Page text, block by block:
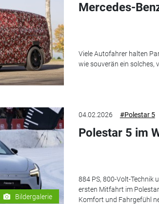
Mercedes-
Viele Autofahrer halten
wie souverän ein solches,
Bildergalerie
04.02.2026 #Polestar 5
Polestar 5 im
884 PS, 800-Volt-Technik
ersten Mitfahrt im
Komfort und Fahrgefühl